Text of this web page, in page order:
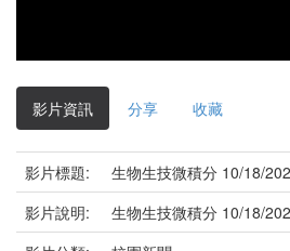
影片資訊 分享 收藏
影片標題:
生物生技微積分 10/18/
影片說明:
生物生技微積分 10/18/